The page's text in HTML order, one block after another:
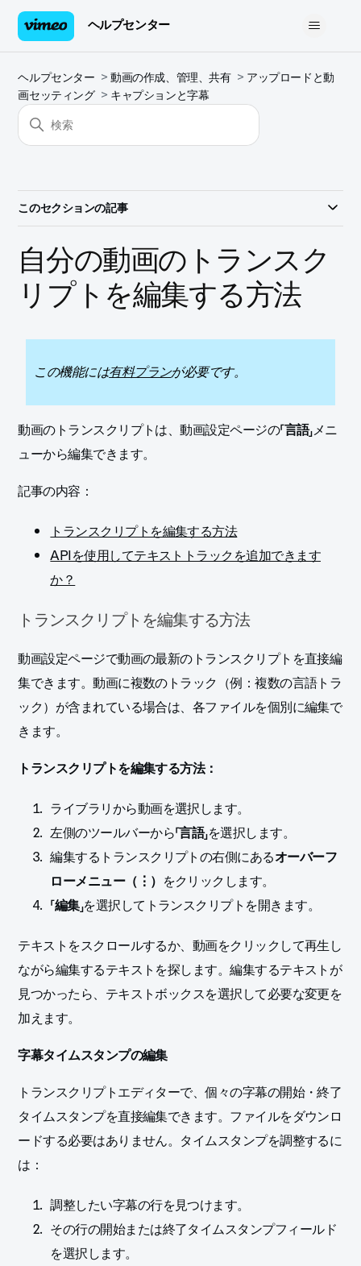
ヘルプセンター
ヘルプセンター 動画の作成、管理、共有
アップロードと動
画セッティング
キャプションと字幕
このセクションの記事
自分の動画のトランスク
リプトを編集する方法
この機能には有料プランが必要です。
動画のトランスクリプトは、動画設定ページの「言語」メニ
ューから編集できます。
記事の内容：
トランスクリプトを編集する方法
APIを使用してテキストトラックを追加できます
か？
トランスクリプトを編集する方法
動画設定ページで動画の最新のトランスクリプトを直接編
集できます。動画に複数のトラック（例：複数の言語トラ
ック）が含まれている場合は、各ファイルを個別に編集で
きます。
トランスクリプトを編集する方法：
ライブラリから動画を選択します。
左側のツールバーから「言語」を選択します。
編集するトランスクリプトの右側にあるオーバーフ
ローメニュー（⋮） をクリックします。
「編集」を選択してトランスクリプトを開きます。
テキストをスクロールするか、動画をクリックして再生し
ながら編集するテキストを探します。編集するテキストが
見つかったら、テキストボックスを選択して必要な変更を
加えます。
字幕タイムスタンプの編集
トランスクリプトエディターで、個々の字幕の開始・終了
タイムスタンプを直接編集できます。ファイルをダウンロ
ードする必要はありません。タイムスタンプを調整するに
は：
調整したい字幕の行を見つけます。
その行の開始または終了タイムスタンプフィールド
を選択します。